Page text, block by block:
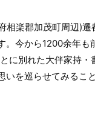
相楽郡加茂町周辺)
今から1200余年も
に別れた大伴家持・
を巡らせてみるこ